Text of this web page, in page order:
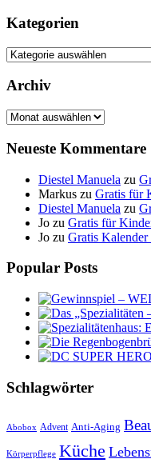
Kategorien
Kategorien
Archiv
Archiv
Neueste Kommentare
Diestel Manuela zu
Markus zu Gratis für
Diestel Manuela zu
Jo zu Gratis für
Jo zu Gratis Kalender
Popular Posts
Schlagwörter
Abobox Advent Anti-Aging
Körperpflege Küche